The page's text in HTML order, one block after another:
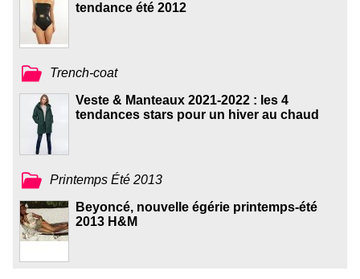
tendance été 2012
Trench-coat
Veste & Manteaux 2021-2022 : les 4
tendances stars pour un hiver au chaud
Printemps Été 2013
Beyoncé, nouvelle égérie printemps-été
2013 H&M